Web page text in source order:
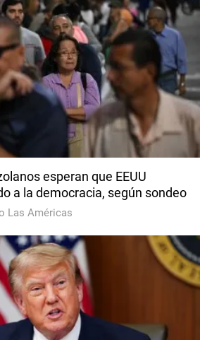
esperan que EEUU
a la democracia, según sondeo
Las Américas